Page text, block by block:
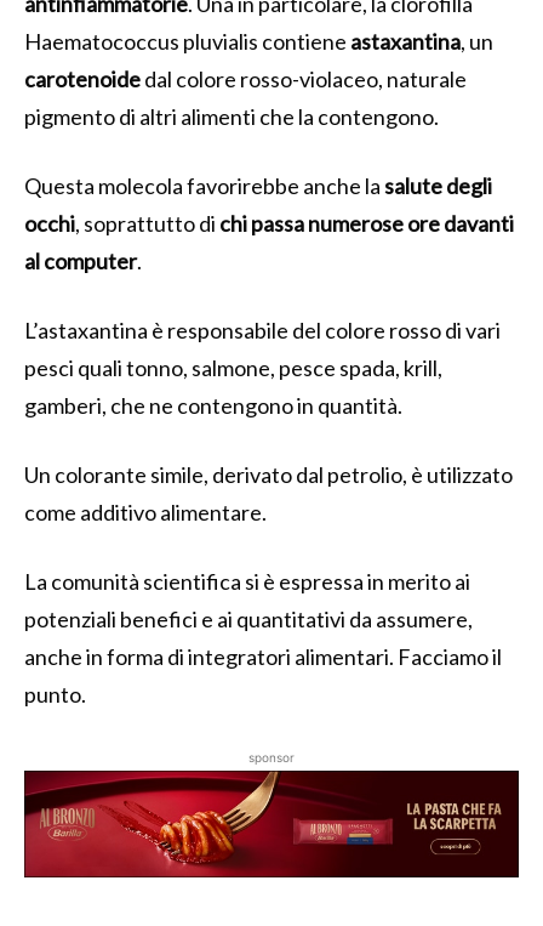
Haematococcus pluvialis contiene astaxantina, un
carotenoidedal colore rosso-violaceo, naturale
pigmento di altri alimenti che la contengono.
Questa molecola favorirebbe anche lasalute degli
occhi, soprattutto di chi passa numerose ore davanti
al computer.
L’astaxantina è responsabile del colore rosso di vari
pesci quali tonno, salmone, pesce spada, krill,
gamberi, che ne contengono in quantità.
Un colorante simile, derivato dal petrolio, è utilizzato
come additivo alimentare.
La comunità scientifica si è espressa in merito ai
potenziali benefici e ai quantitativi da assumere,
anche in forma di integratori alimentari. Facciamo il
punto.
sponsor